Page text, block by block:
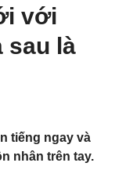
với
sau là
tiếng ngay và
nhân trên tay.